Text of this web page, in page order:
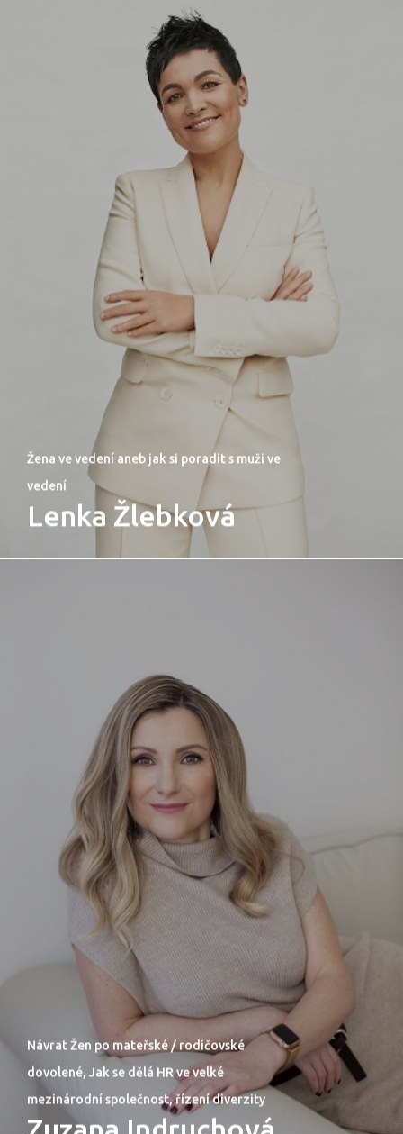
Žena ve vedení aneb jak si poradit s muži ve
vedení
Lenka Žlebková
Návrat Žen po mateřské / rodičovské
dovolené, Jak se dělá HR ve velké
mezinárodní společnost, řízení diverzity
Partneři
Vstupenky